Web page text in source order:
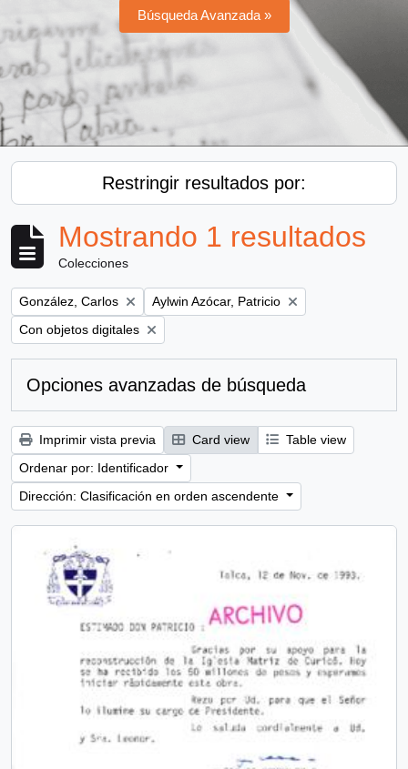
Búsqueda Avanzada »
Restringir resultados por:
Mostrando 1 resultados
Colecciones
Remove filter:
González, Carlos Remove filter:
Aylwin Azócar, Patricio
Remove filter:
Con objetos digitales
Opciones avanzadas de búsqueda
Imprimir vista previa Card view
Table view
Ordenar por: Identificador
Dirección: Clasificación en orden ascendente